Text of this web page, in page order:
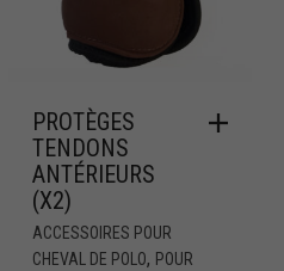
PROTÈGES
TENDONS
ANTÉRIEURS
(X2)
ACCESSOIRES POUR
CHEVAL DE POLO, POUR